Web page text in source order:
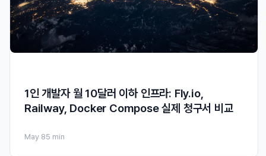
1인 개발자 월 10달러 이하 인프라: Fly.io,
Railway, Docker Compose 실제 청구서 비교
May 85 min